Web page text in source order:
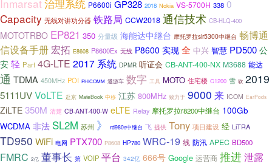
Inmarsat治理系统 P6600i GP328 2018 Nokia VS-5700H 338 0
Capacity 无线对讲功分器 铁路局 CCW2018 通信技术 CB-HLQ-400
MOTOTRBO EP821 350 分量级 海能达中继台 摩托罗拉slr5300中继台 畅博通
信设备手册 宏拓 E8608 P8600Ex 无线 P8600 实现 全 中兴 智慧 PD500 公
安 轻 Part 4G-LTE 2017 系统 DPMR 听证会 CB-ANT-400-NX M3688 能达
通 TDMA 450MHz POI PHICOMM 遨游车 数字 工具 MOTO 住宅楼 C1200 雪 软 2019
5111UVVoLTE 赴京 MateBook 中移 江苏 800MHz 致力于 9000 来 ICOM EarPods
ZiLTE 350M 清楚 CB-ANT-400-W eLTE Relay 摩托罗拉r8200中继台 100Gb
WCDMA 非法 SL2M 苏州 》 rd980s中继台 飞 提供 Tony 项目建设 经 LiTRA
TD950 WiFi 电网 PTX700 P8608 HP780 WRC-19 线 防汛 APEC BD500
FMRC 2亿 董事长 第 VOIP 平台 342亿 666号 Google 运营商 推进泄露